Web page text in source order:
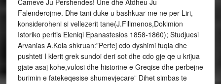
Cameve Ju Pershendes! Une dhe Atdheu Ju
Falenderojme. Dhe tani duke u bashkuar me ne per Liri,
konsideroheni si vellezerit tane(J.Filimenos,Dokimion
Istoriko peritis Eleniqi Epanastesios 1858-1860); Studjuesi
Arvanias A.Kola shkruan:”Pertej cdo dyshimi fuqia dhe
pushteti I klerit grek sundoi deri sot dhe cdo gje qe u krijua
gjate asaj kohe,vulosi dhe historine e Greqise dhe perbejne
burimin e fatekeqesise shumevjecare” Dihet simbas te